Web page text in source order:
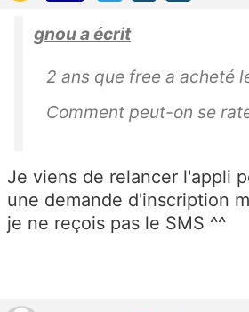
gnou a écrit
2 ans que free a acheté
Comment peut-on se
Je viens de relancer l'appli
une demande d'inscription
je ne reçois pas le SMS ^^